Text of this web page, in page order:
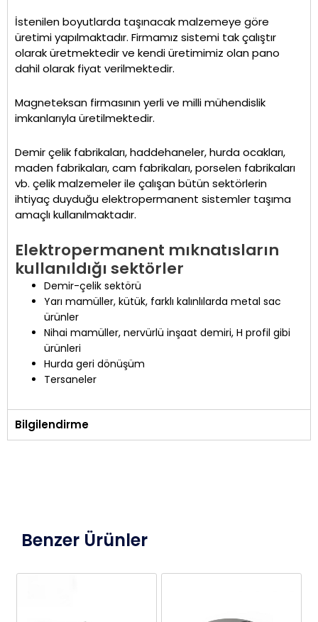
İstenilen boyutlarda taşınacak malzemeye göre
üretimi yapılmaktadır. Firmamız sistemi tak çalıştır
olarak üretmektedir ve kendi üretimimiz olan pano
dahil olarak fiyat verilmektedir.
Magneteksan firmasının yerli ve milli mühendislik
imkanlarıyla üretilmektedir.
Demir çelik fabrikaları, haddehaneler, hurda ocakları,
maden fabrikaları, cam fabrikaları, porselen fabrikaları
vb. çelik malzemeler ile çalışan bütün sektörlerin
ihtiyaç duyduğu elektropermanent sistemler taşıma
amaçlı kullanılmaktadır.
Elektropermanent mıknatısların
kullanıldığı sektörler
Demir-çelik sektörü
Yarı mamüller, kütük, farklı kalınlılarda metal sac
ürünler
Nihai mamüller, nervürlü inşaat demiri, H profil gibi
ürünleri
Hurda geri dönüşüm
Tersaneler
Bilgilendirme
Benzer Ürünler